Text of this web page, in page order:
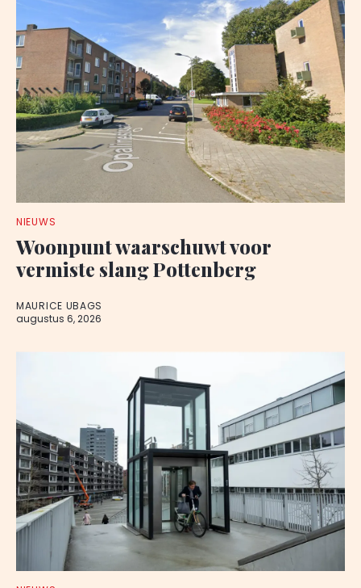
NIEUWS
Woonpunt waarschuwt voor
vermiste slang Pottenberg
MAURICE UBAGS
augustus 6, 2026